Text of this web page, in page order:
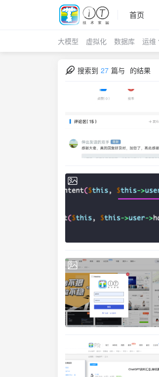
首页
大模型 虚拟化 数据库 运维
搜索到 27 篇与 的结果